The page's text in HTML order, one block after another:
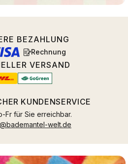
BEZAHLUNG
Rechnung
VERSAND
KUNDENSERVICE
Fr für Sie erreichbar.
welt.de